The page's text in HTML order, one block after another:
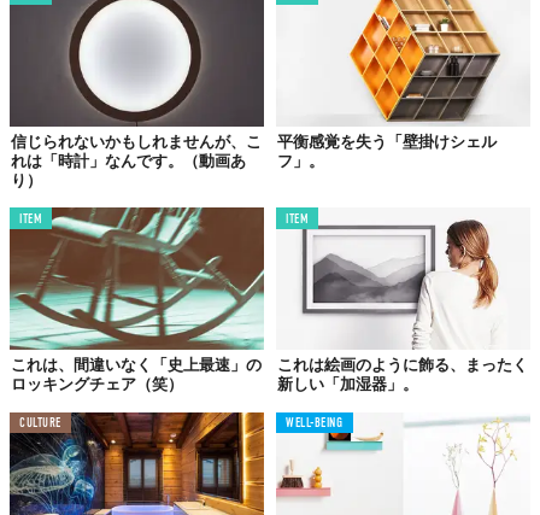
ブロックをまとめれば小さな鍋敷きに、間隔を広げれば大きな鍋敷きに。
こちらのページから購入可能。個人的には、ドライフラワーを飾
れる「虫喰いのボール」も気になりました。
Licensed material used with permission byRetRe ,(Instagram), 尾山製材
TABI LABO
この世界は、もっと広いはずだ。
信じられないかもしれませんが、こ
れは「時計」なんです。（動画あ
り）
平衡感覚を失う「壁掛けシェル
フ」。
ITEM
これは、間違いなく「史上最速」の
ロッキングチェア（笑）
ITEM
これは絵画のように飾る、まったく
新しい「加湿器」。
CULTURE WELL-BEING